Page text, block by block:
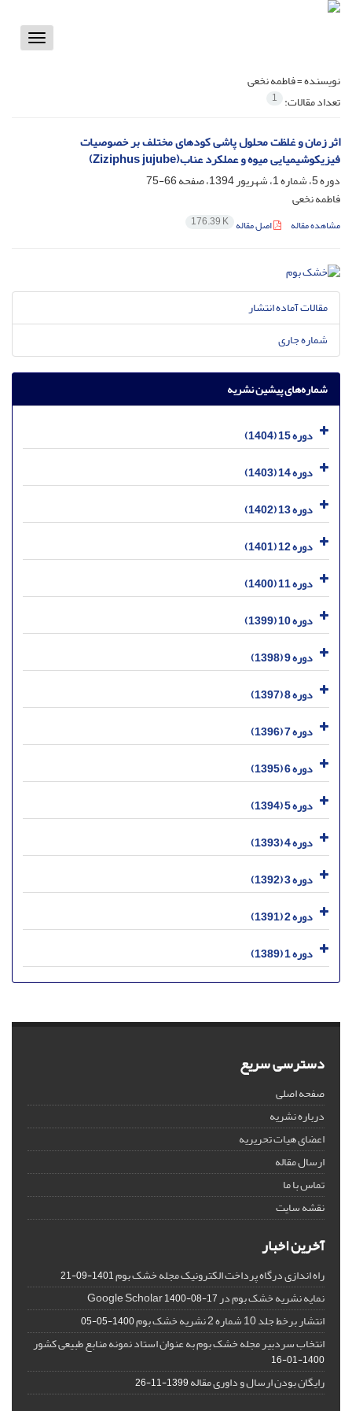
Toggle
نویسنده =فاطمه نخعی
تعداد مقالات: 1
اثر زمان و غلظت محلول پاشی کودهای مختلف بر خصوصیات
فیزیکوشیمیایی میوه و عملکرد عناب(Ziziphus jujube)
دوره 5، شماره 1، شهریور 1394، صفحه
66-75
فاطمه نخعی
مشاهده مقاله اصل مقاله 176.39 K
مقالات آماده انتشار
شماره جاری
شماره‌های پیشین نشریه
دوره 15 (1404)
دوره 14 (1403)
دوره 13 (1402)
دوره 12 (1401)
دوره 11 (1400)
دوره 10 (1399)
دوره 9 (1398)
دوره 8 (1397)
دوره 7 (1396)
دوره 6 (1395)
دوره 5 (1394)
دوره 4 (1393)
دوره 3 (1392)
دوره 2 (1391)
دوره 1 (1389)
دسترسی سریع
صفحه اصلی
درباره نشریه
اعضای هیات تحریریه
ارسال مقاله
تماس با ما
نقشه سایت
آخرین اخبار
راه اندازی درگاه پرداخت الکترونیک مجله خشک بوم1401-09-21
نمایه نشریه خشک بوم در Google Scholar1400-08-17
انتشار برخط جلد 10 شماره 2 نشریه خشک بوم 1400-05-05
انتخاب سردبیر مجله خشک بوم به عنوان استاد نمونه منابع طبیعی کشور
1400-01-16
رایگان بودن ارسال و داوری مقاله1399-11-26